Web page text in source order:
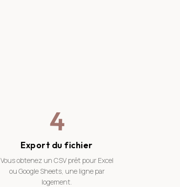
4
Export du fichier
Vous obtenez un CSV prêt pour Excel
ou Google Sheets, une ligne par
logement.